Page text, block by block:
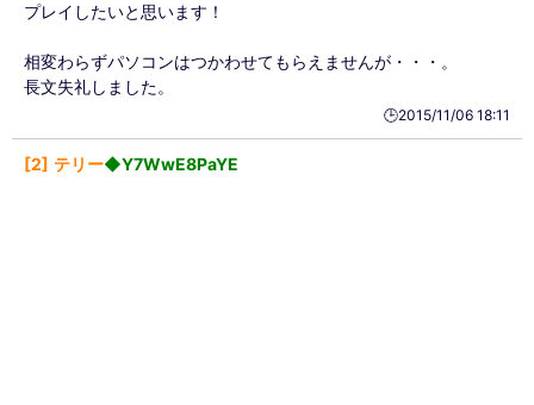
プレイしたいと思います！
相変わらずパソコンはつかわせてもらえませんが・・・。
長文失礼しました。
🕒️2015/11/06 18:11
2 テリー◆Y7WwE8PaYE